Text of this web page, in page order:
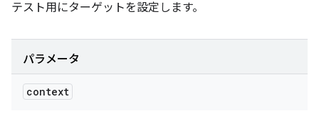
テスト用にターゲットを設定します。
パラメータ
context